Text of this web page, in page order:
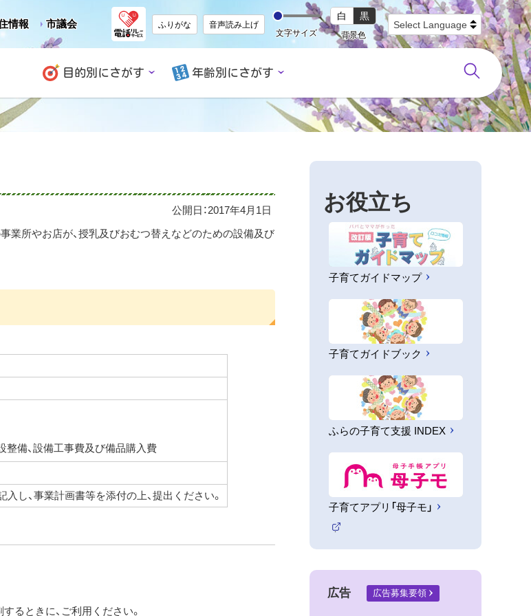
情報 市議会 ふりがな
音声読み上げ
文字サイズ
背景色
白 黒
目的別にさがす 年齢別にさがす
公開日：2017年4月1日
業所やお店が、授乳及びおむつ替えなどのための設備及び
整備、設備工事費及び備品購入費
し、事業計画書等を添付の上、提出ください。
るときに、ご利用ください。
お役立ち
子育てガイドマップ
子育てガイドブック
ふらの子育て支援 INDEX
子育てアプリ「母子モ」
外
サ
ト
広告 広告募集要領